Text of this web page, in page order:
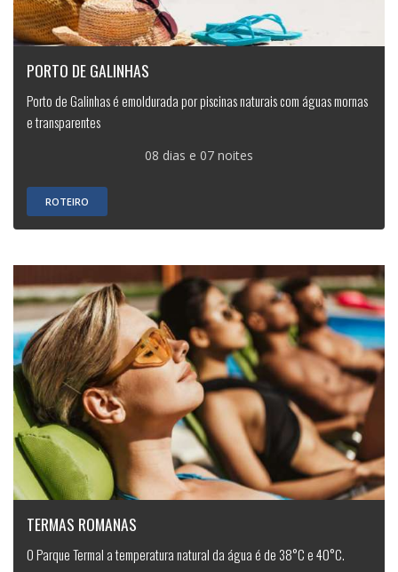
PORTO DE GALINHAS
Porto de Galinhas é emoldurada por piscinas naturais com águas mornas
e transparentes
08 dias e 07 noites
ROTEIRO
TERMAS ROMANAS
O Parque Termal a temperatura natural da água é de 38°C e 40°C.